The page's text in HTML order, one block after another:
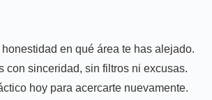
en qué área te has alejado.
con sinceridad, sin filtros ni excusas.
hoy para acercarte nuevamente.